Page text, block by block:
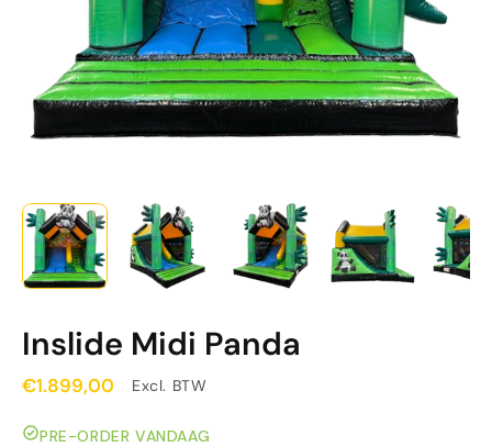
Inslide Midi Panda
€1.899,00 Excl. BTW
PRE-ORDER VANDAAG